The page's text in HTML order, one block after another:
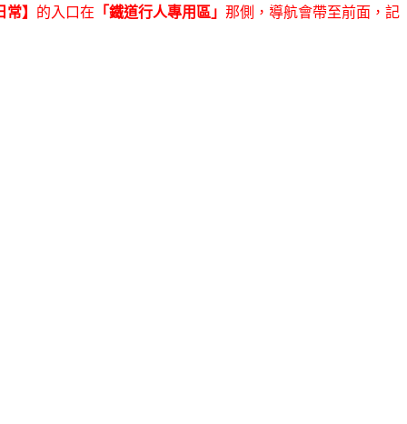
】 的入口在 「鐵道行人專用區」 那側，導航會帶至前面，記